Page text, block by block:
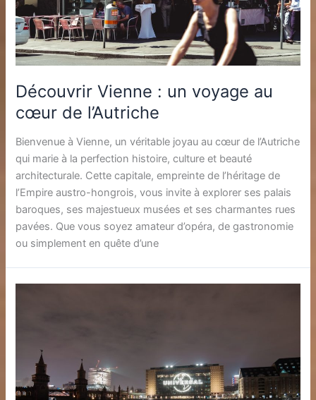
Découvrir Vienne : un voyage au
cœur de l’Autriche
Bienvenue à Vienne, un véritable joyau au cœur de l’Autriche
qui marie à la perfection histoire, culture et beauté
architecturale. Cette capitale, empreinte de l’héritage de
l’Empire austro-hongrois, vous invite à explorer ses palais
baroques, ses majestueux musées et ses charmantes rues
pavées. Que vous soyez amateur d’opéra, de gastronomie
ou simplement en quête d’une